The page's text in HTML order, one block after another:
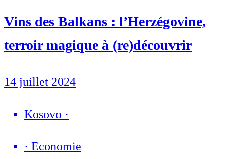
Vins des Balkans : l’Herzégovine,
terroir magique à (re)découvrir
14 juillet 2024
Kosovo ·
· Economie